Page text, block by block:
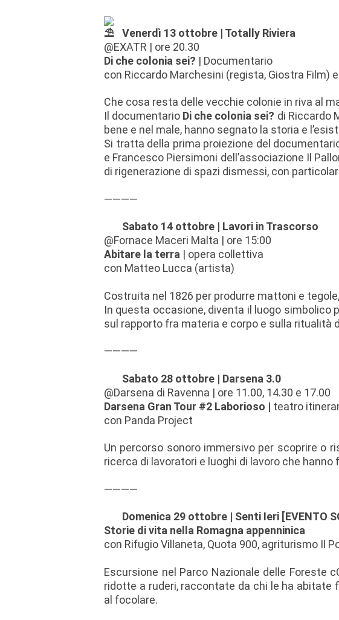
Venerdì 13 ottobre | Totally Riviera
@EXATR | ore 20.30
Di che colonia sei? | Documentario
con Riccardo Marchesini (regista, Giostra Film)
Che cosa resta delle vecchie colonie in riva al
Il documentario Di che colonia sei? di Riccardo
bene e nel male, hanno segnato la storia e
Si tratta della prima proiezione del
e Francesco Piersimoni dell’associazione Il
di rigenerazione di spazi dismessi, con
————
Sabato 14 ottobre | Lavori in Trascorso
@Fornace Maceri Malta | ore 15:00
Abitare la terra | opera collettiva
con Matteo Lucca (artista)
Costruita nel 1826 per produrre mattoni e
In questa occasione, diventa il luogo simbolico
sul rapporto fra materia e corpo e sulla ritualità
————
Sabato 28 ottobre | Darsena 3.0
@Darsena di Ravenna | ore 11.00, 14.30 e 17.00
Darsena Gran Tour #2 Laborioso | teatro
con Panda Project
Un percorso sonoro immersivo per scoprire o
ricerca di lavoratori e luoghi di lavoro che
————
Domenica 29 ottobre | Senti Ieri [EVENTO
Storie di vita nella Romagna appenninica
con Rifugio Villaneta, Quota 900, agriturismo Il
Escursione nel Parco Nazionale delle Foreste
ridotte a ruderi, raccontate da chi le ha abitate
al focolare.